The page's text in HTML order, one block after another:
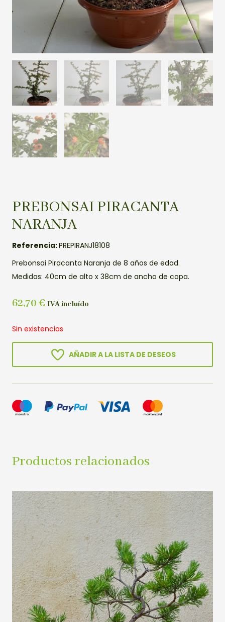
PREBONSAI PIRACANTA
NARANJA
Referencia:PREPIRANJ18108
Prebonsai Piracanta Naranja de 8 años de edad.
Medidas: 40cm de alto x 38cm de ancho de copa.
62,70 € IVA incluído
Sin existencias
AÑADIR A LA LISTA DE DESEOS
Productos relacionados